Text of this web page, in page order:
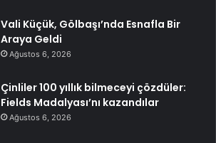
Vali Küçük, Gölbaşı’nda Esnafla Bir
Araya Geldi
Ağustos 6, 2026
Çinliler 100 yıllık bilmeceyi çözdüler:
Fields Madalyası’nı kazandılar
Ağustos 6, 2026